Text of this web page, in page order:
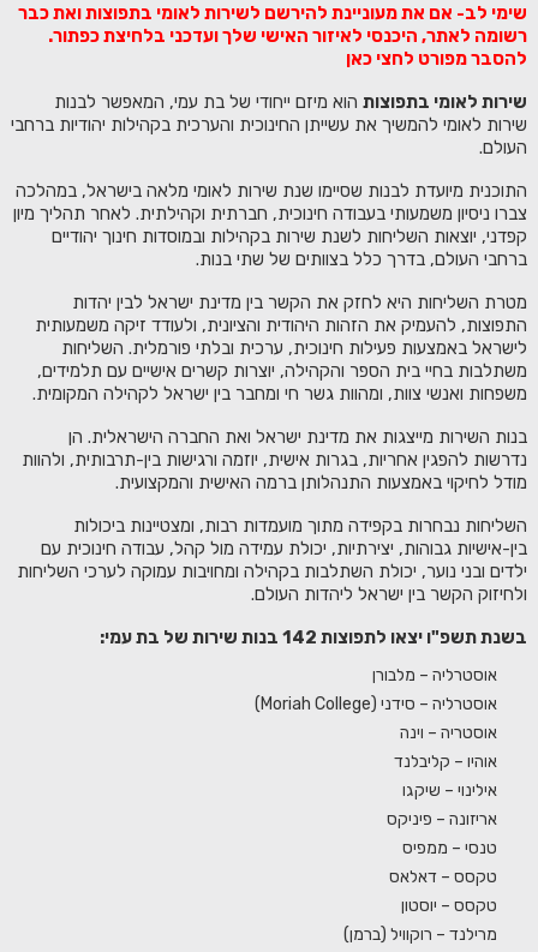
שימי לב- אם את מעוניינת להירשם לשירות לאומי בתפוצות ואת כבר
רשומה לאתר, היכנסי לאיזור האישי שלך ועדכני בלחיצת כפתור.
להסבר מפורט לחצי כאן
שירות לאומי בתפוצותהוא מיזם ייחודי של בת עמי, המאפשר לבנות
שירות לאומי להמשיך את עשייתן החינוכית והערכית בקהילות יהודיות ברחבי
העולם.
התוכנית מיועדת לבנות שסיימו שנת שירות לאומי מלאה בישראל, במהלכה
צברו ניסיון משמעותי בעבודה חינוכית, חברתית וקהילתית. לאחר תהליך מיון
קפדני, יוצאות השליחות לשנת שירות בקהילות ובמוסדות חינוך יהודיים
ברחבי העולם, בדרך כלל בצוותים של שתי בנות.
מטרת השליחות היא לחזק את הקשר בין מדינת ישראל לבין יהדות
התפוצות, להעמיק את הזהות היהודית והציונית, ולעודד זיקה משמעותית
לישראל באמצעות פעילות חינוכית, ערכית ובלתי פורמלית. השליחות
משתלבות בחיי בית הספר והקהילה, יוצרות קשרים אישיים עם תלמידים,
משפחות ואנשי צוות, ומהוות גשר חי ומחבר בין ישראל לקהילה המקומית.
בנות השירות מייצגות את מדינת ישראל ואת החברה הישראלית. הן
נדרשות להפגין אחריות, בגרות אישית, יוזמה ורגישות בין-תרבותית, ולהוות
מודל לחיקוי באמצעות התנהלותן ברמה האישית והמקצועית.
השליחות נבחרות בקפידה מתוך מועמדות רבות, ומצטיינות ביכולות
בין-אישיות גבוהות, יצירתיות, יכולת עמידה מול קהל, עבודה חינוכית עם
ילדים ובני נוער, יכולת השתלבות בקהילה ומחויבות עמוקה לערכי השליחות
ולחיזוק הקשר בין ישראל ליהדות העולם.
בשנת תשפ"ו יצאו לתפוצות 142 בנות שירות של בת עמי:
אוסטרליה – מלבורן
אוסטרליה – סידני (Moriah College)
אוסטריה – וינה
אוהיו – קליבלנד
אילינוי – שיקגו
אריזונה – פיניקס
טנסי – ממפיס
טקסס – דאלאס
טקסס – יוסטון
מרילנד – רוקוויל (ברמן)